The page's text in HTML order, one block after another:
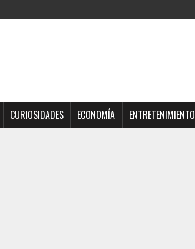
CURIOSIDADES ECONOMÍA ENTRETENIMIENTO